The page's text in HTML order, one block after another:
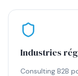
Industries
Consulting B2B